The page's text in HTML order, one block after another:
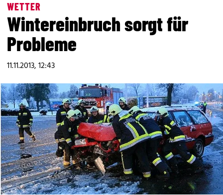
WETTER
Wintereinbruch sorgt für
Probleme
11.11.2013, 12:43